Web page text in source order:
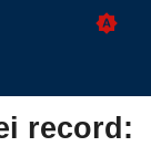
record: